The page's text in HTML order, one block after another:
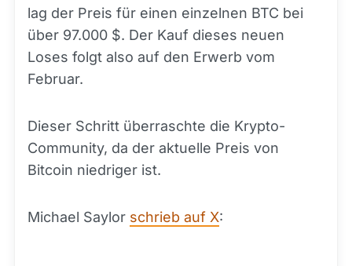
lag der Preis für einen einzelnen BTC bei
über 97.000 $. Der Kauf dieses neuen
Loses folgt also auf den Erwerb vom
Februar.
Dieser Schritt überraschte die Krypto-
Community, da der aktuelle Preis von
Bitcoin niedriger ist.
Michael Saylor schrieb auf X: